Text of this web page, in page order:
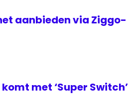
aanbieden via Ziggo-
met ‘Super Switch’